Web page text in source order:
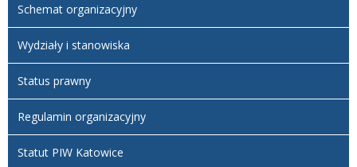
Schemat organizacyjny
Wydziały i stanowiska
Status prawny
Regulamin organizacyjny
Statut PIW Katowice